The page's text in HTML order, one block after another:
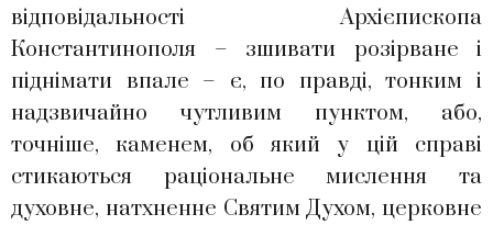
відповідальності Архієпископа
Константинополя – зшивати розірване і
піднімати впале – є, по правді, тонким і
надзвичайно чутливим пунктом, або,
точніше, каменем, об який у цій справі
стикаються раціональне мислення та
духовне, натхненне Святим Духом, церковне